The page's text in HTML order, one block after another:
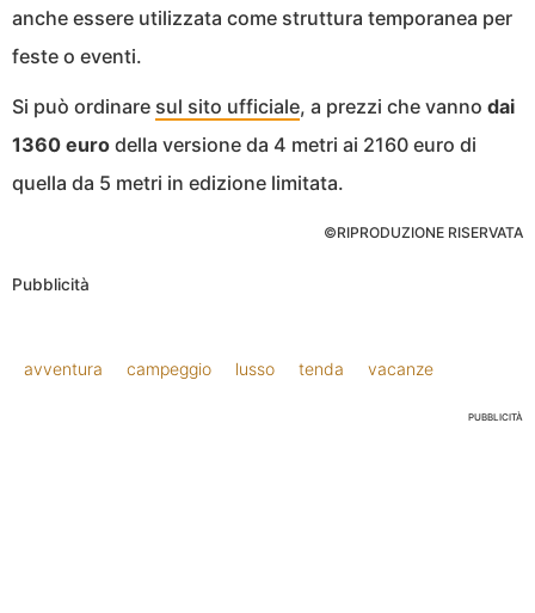
anche essere utilizzata come struttura temporanea per
feste o eventi.
Si può ordinare sul sito ufficiale, a prezzi che vanno dai
1360 euro della versione da 4 metri ai 2160 euro di
quella da 5 metri in edizione limitata.
©RIPRODUZIONE RISERVATA
Pubblicità
avventura campeggio lusso tenda vacanze
PUBBLICITÀ